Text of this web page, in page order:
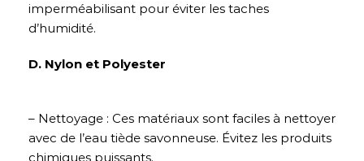
imperméabilisant pour éviter les taches
d’humidité.
D. Nylon et Polyester
– Nettoyage : Ces matériaux sont faciles à nettoyer
avec de l’eau tiède savonneuse. Évitez les produits
chimiques puissants.